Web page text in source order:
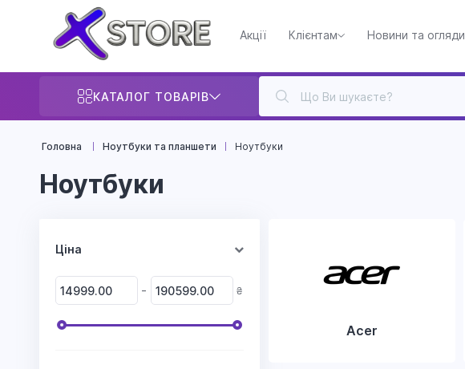
Акції Клієнтам Новини та огляди
КАТАЛОГ ТОВАРІВ
Головна Ноутбуки та планшети Ноутбуки
Ноутбуки
Ціна
- ₴
Acer